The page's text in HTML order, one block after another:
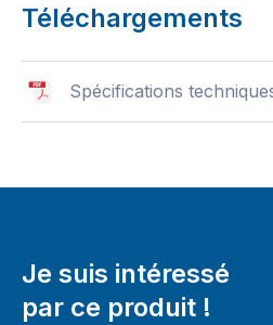
Téléchargements
Spécifications
Je suis intéressé
par ce produit !